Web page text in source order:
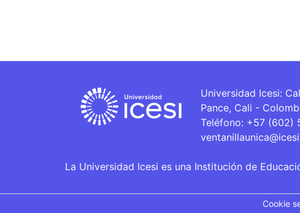
Universidad Icesi:
Pance, Cali -
Teléfono: +57 (602)
La Universidad Icesi es una Institución de
Cookie